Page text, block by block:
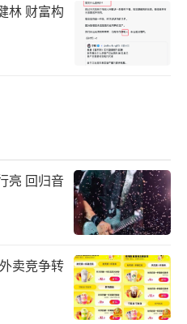
林 财富构
亮 回归音
卖竞争转